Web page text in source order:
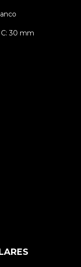
30 mm